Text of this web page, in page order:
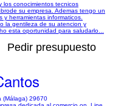
los conocimientos tecnicos
su empresa. Ademas tengo un
herramientas informaticos.
la gentileza de su atencion y
esta oportunidad para saludarlo...
Pedir presupuesto
(Málaga) 29670